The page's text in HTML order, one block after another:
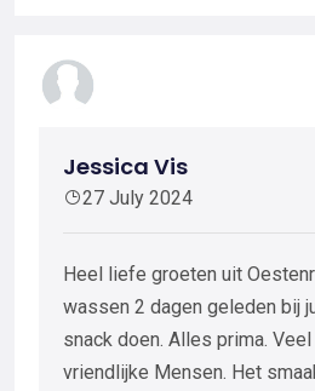
Jessica Vis
27 July 2024
Heel liefe groeten uit
wassen 2 dagen geleden bij
snack doen. Alles prima.
vriendlijke Mensen. Het